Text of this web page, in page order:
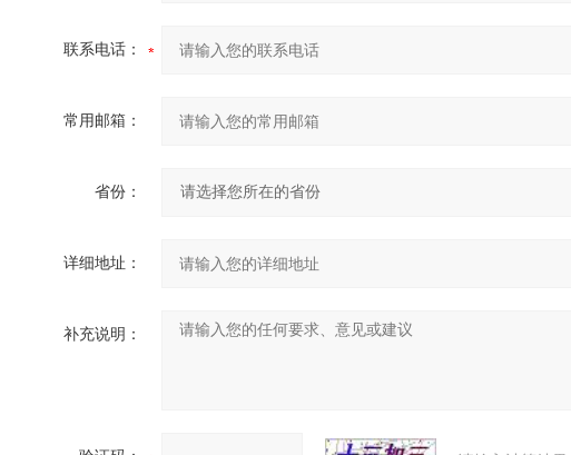
联系电话：
常用邮箱：
省份：
详细地址：
补充说明：